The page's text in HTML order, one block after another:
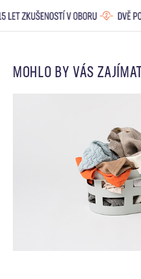
MOHLO BY VÁS ZAJÍMAT